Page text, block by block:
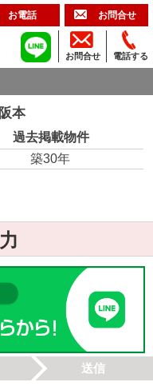
お電話 お問合せ
電話する
お問合せ
本
過去掲載物件
築30年
送信